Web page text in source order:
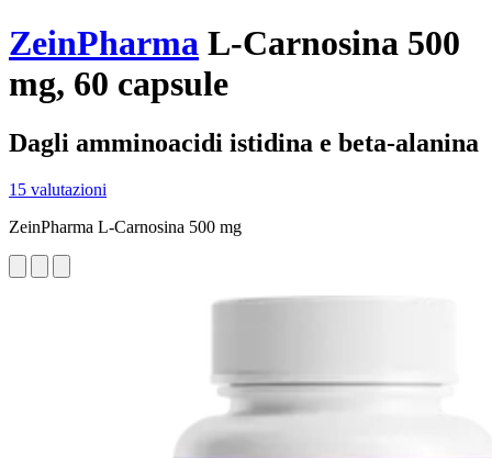
ZeinPharma L-Carnosina 500
mg, 60 capsule
Dagli amminoacidi istidina e beta-alanina
15 valutazioni
ZeinPharma L-Carnosina 500 mg